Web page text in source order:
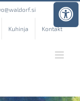
Kuhinja Kontakt